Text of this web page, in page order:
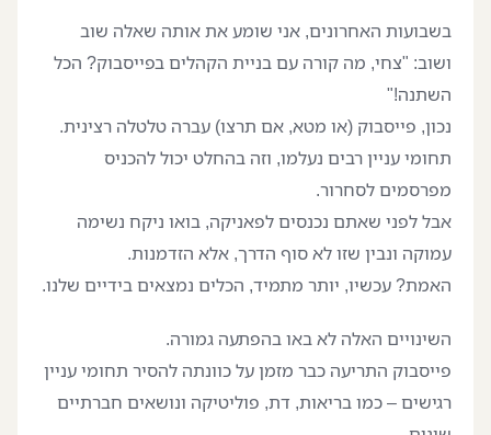
בשבועות האחרונים, אני שומע את אותה שאלה שוב
ושוב: "צחי, מה קורה עם בניית הקהלים בפייסבוק? הכל
השתנה!"
נכון, פייסבוק (או מטא, אם תרצו) עברה טלטלה רצינית.
תחומי עניין רבים נעלמו, וזה בהחלט יכול להכניס
מפרסמים לסחרור.
אבל לפני שאתם נכנסים לפאניקה, בואו ניקח נשימה
עמוקה ונבין שזו לא סוף הדרך, אלא הזדמנות.
האמת? עכשיו, יותר מתמיד, הכלים נמצאים בידיים שלנו.
השינויים האלה לא באו בהפתעה גמורה.
פייסבוק התריעה כבר מזמן על כוונתה להסיר תחומי עניין
רגישים – כמו בריאות, דת, פוליטיקה ונושאים חברתיים